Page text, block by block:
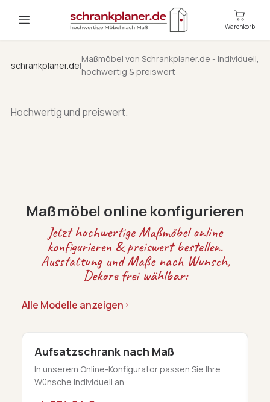
Warenkorb
schrankplaner.de|
Maßmöbel von Schrankplaner.de - Individuell,
hochwertig & preiswert
Hochwertig und preiswert.
Maßmöbel online konfigurieren
Jetzt hochwertige Maßmöbel online
konfigurieren & preiswert bestellen.
Ausstattung und Maße nach Wunsch,
Dekore frei wählbar:
Alle Modelle anzeigen
Aufsatzschrank nach Maß
In unserem Online-Konfigurator passen Sie Ihre
Wünsche individuell an